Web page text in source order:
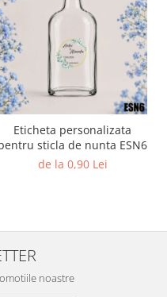
Eticheta personalizata
sticla de nunta ESN6
de la 0,90 Lei
noastre